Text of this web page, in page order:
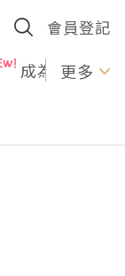
會員登記
成為U更多